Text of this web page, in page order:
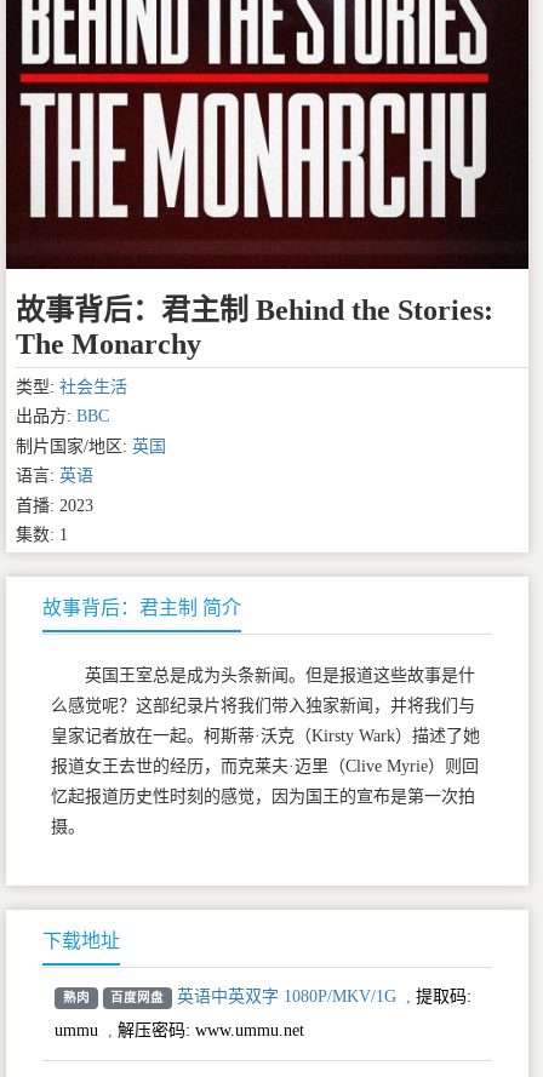
故事背后：君主制 Behind the Stories:
The Monarchy
类型: 社会生活
出品方: BBC
制片国家/地区: 英国
语言: 英语
首播: 2023
集数: 1
故事背后：君主制 简介
英国王室总是成为头条新闻。但是报道这些故事是什
么感觉呢？这部纪录片将我们带入独家新闻，并将我们与
皇家记者放在一起。柯斯蒂·沃克（Kirsty Wark）描述了她
报道女王去世的经历，而克莱夫·迈里（Clive Myrie）则回
忆起报道历史性时刻的感觉，因为国王的宣布是第一次拍
摄。
下载地址
熟肉 百度网盘 英语中英双字 1080P/MKV/1G
提取码:
ummu
解压密码: www.ummu.net